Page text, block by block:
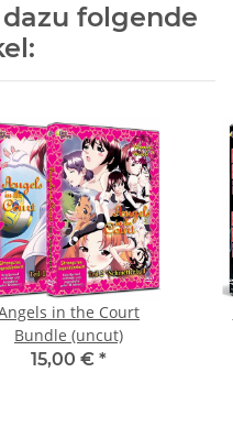
folgende
in the Court
Bundle (uncut)
15,00 € *